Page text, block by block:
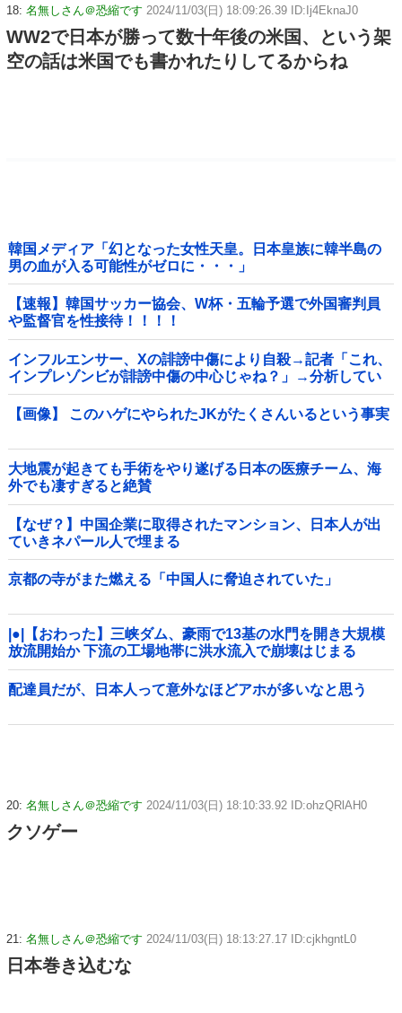
18: 名無しさん＠恐縮です 2024/11/03(日) 18:09:26.39 ID:Ij4EknaJ0
WW2で日本が勝って数十年後の米国、という架
空の話は米国でも書かれたりしてるからね
韓国メディア「幻となった女性天皇。日本皇族に韓半島の
男の血が入る可能性がゼロに・・・」
【速報】韓国サッカー協会、W杯・五輪予選で外国審判員
や監督官を性接待！！！！
インフルエンサー、Xの誹謗中傷により自殺→記者「これ、
インプレゾンビが誹謗中傷の中心じゃね？」→分析してい
くとヤバイ真実が浮かび上がる他
【画像】 このハゲにやられたJKがたくさんいるという事実
大地震が起きても手術をやり遂げる日本の医療チーム、海
外でも凄すぎると絶賛
【なぜ？】中国企業に取得されたマンション、日本人が出
ていきネパール人で埋まる
京都の寺がまた燃える「中国人に脅迫されていた」
|●|【おわった】三峡ダム、豪雨で13基の水門を開き大規模
放流開始か 下流の工場地帯に洪水流入で崩壊はじまる
配達員だが、日本人って意外なほどアホが多いなと思う
20: 名無しさん＠恐縮です 2024/11/03(日) 18:10:33.92 ID:ohzQRlAH0
クソゲー
21: 名無しさん＠恐縮です 2024/11/03(日) 18:13:27.17 ID:cjkhgntL0
日本巻き込むな